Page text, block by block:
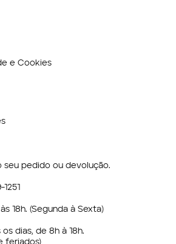
e Cookies
pedido ou devolução.
18h. (Segunda à Sexta)
dias, de 8h à 18h.
feriados)